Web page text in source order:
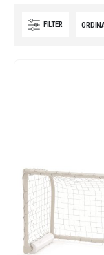
FILTER